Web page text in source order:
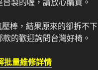
棒，結果原來的卻拆不下
的歡迎詢問台灣好椅。
批量維修詳情